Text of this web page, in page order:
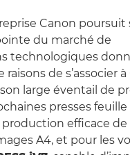
Canon poursuit
du marché de
technologiques
de s’associer à
large éventail de
presses feuille
production efficace de
A4, et pour les